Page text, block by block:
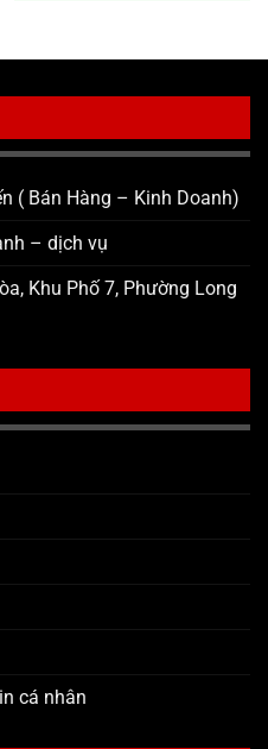
( Bán Hàng – Kinh Doanh)
– dịch vụ
Khu Phố 7, Phường Long
cá nhân